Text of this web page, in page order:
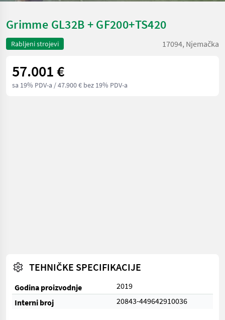
Grimme GL32B + GF200+TS420
Rabljeni strojevi 17094, Njemačka
57.001 €
sa 19% PDV-a / 47.900 € bez 19% PDV-a
TEHNIČKE SPECIFIKACIJE
Godina proizvodnje
2019
Interni broj
20843-449642910036